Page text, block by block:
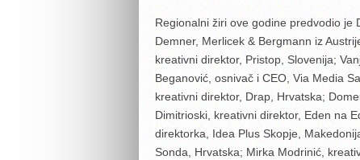
Regionalni žiri ove godine predvodio je
Demner, Merlicek & Bergmann iz
kreativni direktor, Pristop, Slovenija;
Beganović, osnivač i CEO, Via Media
kreativni direktor, Drap, Hrvatska;
Dimitrioski, kreativni direktor, Eden na
direktorka, Idea Plus Skopje,
Sonda, Hrvatska; Mirka Modrinić,